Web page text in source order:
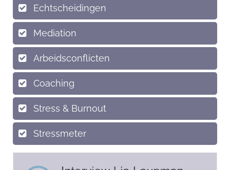
Echtscheidingen
Mediation
Arbeidsconflicten
Coaching
Stress & Burnout
Stressmeter